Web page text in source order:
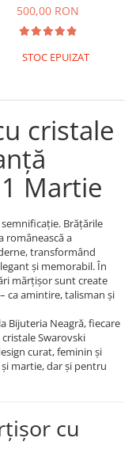
500,00 RON
STOC EPUIZAT
cristale
Martie
Brățările
românească a
transformând
și memorabil. În
mărțișor sunt create
ca amintire, talisman și
Bijuteria Neagră, fiecare
Swarovski
curat, feminin și
martie, dar și pentru
cu